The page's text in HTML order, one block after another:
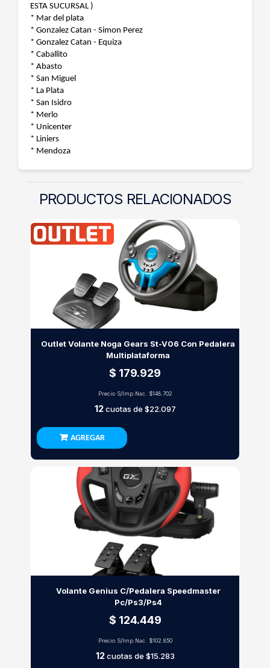
ESTA SUCURSAL )
* Mar del plata
* Gonzalez Catan - Simon Perez
* Gonzalez Catan - Equiza
* Caballito
* Abasto
* San Miguel
* La Plata
* San Isidro
* Merlo
* Unicenter
* Liniers
* Mendoza
PRODUCTOS RELACIONADOS
Outlet Volante Noga Gears St-V06 Con Pedalera
Multiplataforma
$ 179.929
Precio S/Imp.Nac. $148.702
12cuotas de $22.097
AGREGAR
Volante Genius C/Pedalera Speedmaster
Pc/Ps3/Ps4
$ 124.449
Precio S/Imp.Nac. $102.850
12cuotas de $15.283